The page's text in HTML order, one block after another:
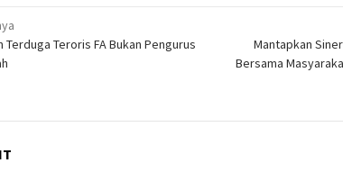
Terduga Teroris FA Bukan Pengurus
Mantapkan
Bersama